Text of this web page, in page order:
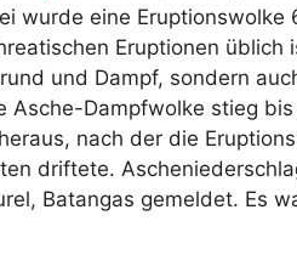
wurde eine
Eruptionen
und Dampf, sondern
Asche-Dampfwolke stieg
nach der die
driftete.
Batangas gemeldet. Es